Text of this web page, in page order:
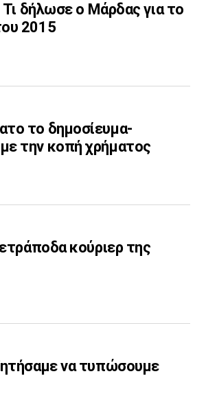
δήλωσε ο Μάρδας για το
2015
το δημοσίευμα-
την κοπή χρήματος
κούριερ της
να τυπώσουμε